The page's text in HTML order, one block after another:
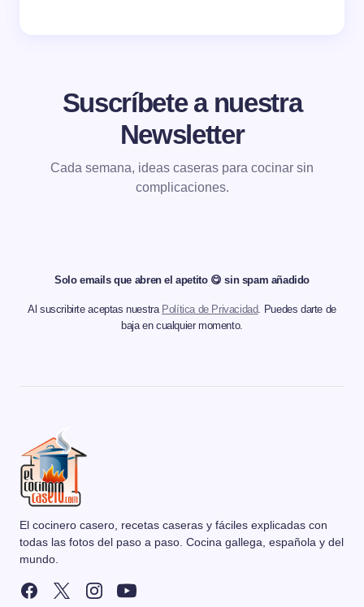
Suscríbete a nuestra
Newsletter
Cada semana, ideas caseras para cocinar sin
complicaciones.
Solo emails que abren el apetito 😋 sin spam añadido
Al suscribirte aceptas nuestra Política de Privacidad. Puedes darte de
baja en cualquier momento.
El cocinero casero, recetas caseras y fáciles explicadas con
todas las fotos del paso a paso. Cocina gallega, española y del
mundo.